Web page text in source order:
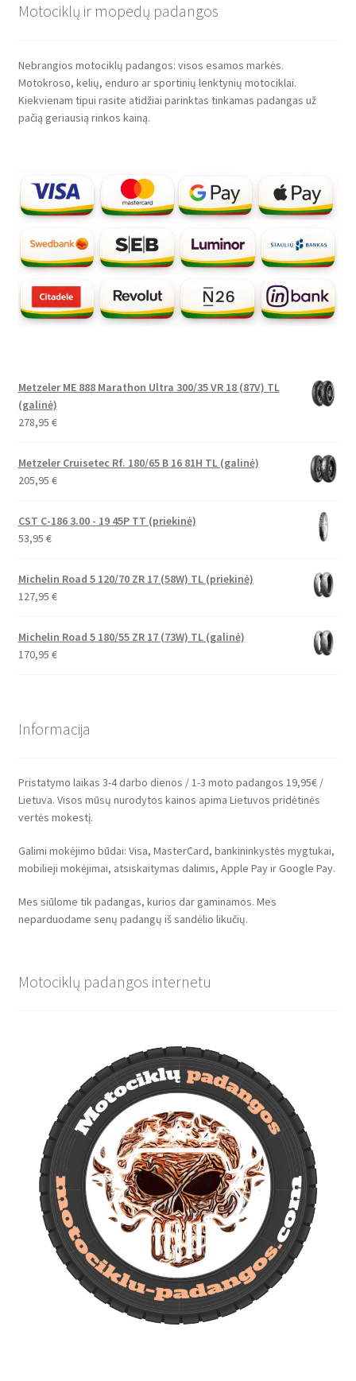
Motociklų ir mopedų padangos
Nebrangios motociklų padangos: visos esamos markės.
Motokroso, kelių, enduro ar sportinių lenktynių motociklai.
Kiekvienam tipui rasite atidžiai parinktas tinkamas padangas už
pačią geriausią rinkos kainą.
Metzeler ME 888 Marathon Ultra 300/35 VR 18 (87V) TL
(galinė)
278,95 €
Metzeler Cruisetec Rf. 180/65 B 16 81H TL (galinė)
205,95 €
CST C-186 3.00 - 19 45P TT (priekinė)
53,95 €
Michelin Road 5 120/70 ZR 17 (58W) TL (priekinė)
127,95 €
Michelin Road 5 180/55 ZR 17 (73W) TL (galinė)
170,95 €
Informacija
Pristatymo laikas 3-4 darbo dienos / 1-3 moto padangos 19,95€ /
Lietuva. Visos mūsų nurodytos kainos apima Lietuvos pridėtinės
vertės mokestį.
Galimi mokėjimo būdai: Visa, MasterCard, bankininkystės mygtukai,
mobilieji mokėjimai, atsiskaitymas dalimis, Apple Pay ir Google Pay.
Mes siūlome tik padangas, kurios dar gaminamos. Mes
neparduodame senų padangų iš sandėlio likučių.
Motociklų padangos internetu